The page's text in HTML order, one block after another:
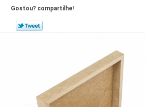
Gostou? compartilhe!